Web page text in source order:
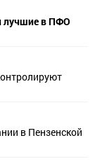
лучшие в ПФО
в Пензенской